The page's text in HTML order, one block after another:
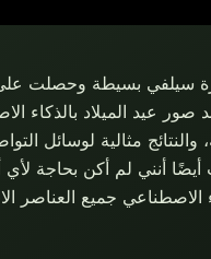
سيلفي بسيطة وحصلت
صور عيد الميلاد بالذكاء
والنتائج مثالية لوسائل
أنني لم أكن بحاجة لأي